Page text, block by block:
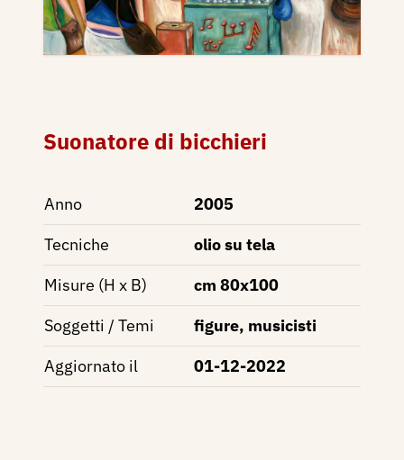
Suonatore di bicchieri
Anno
2005
Tecniche
olio su tela
Misure (H x B)
cm 80x100
Soggetti / Temi
figure, musicisti
Aggiornato il
01-12-2022